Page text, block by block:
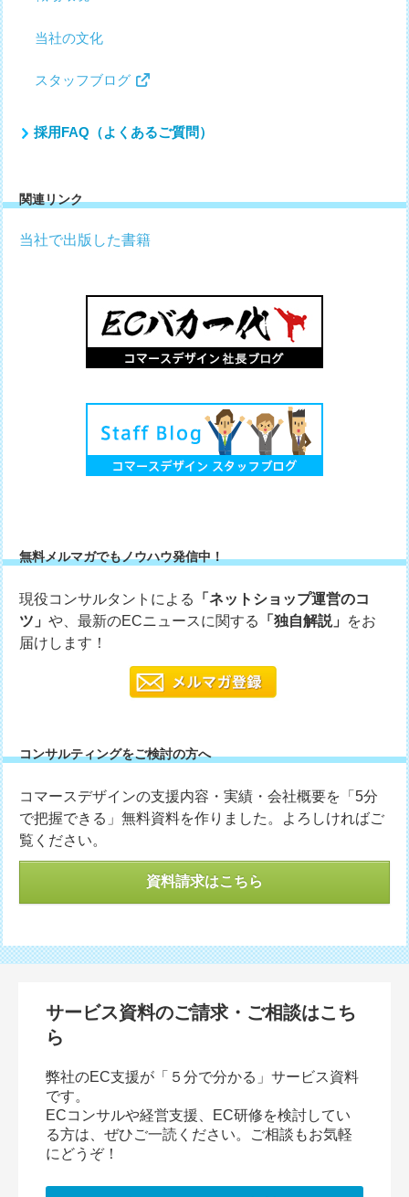
当社の文化
スタッフブログ
採用FAQ（よくあるご質問）
関連リンク
当社で出版した書籍
無料メルマガでもノウハウ発信中！
現役コンサルタントによる
「ネットショップ運営のコ
ツ」や、最新のECニュースに関する 「独自解説」 をお
届けします！
コンサルティングをご検討の方へ
コマースデザインの支援内容・実績・会社概要を「5分
で把握できる」無料資料を作りました。よろしければご
覧ください。
資料請求はこちら
サービス資料のご請求・ご相談はこち
ら
弊社のEC支援が「５分で分かる」サービス資料
です。
ECコンサルや経営支援、EC研修を検討してい
る方は、ぜひご一読ください。ご相談もお気軽
にどうぞ！